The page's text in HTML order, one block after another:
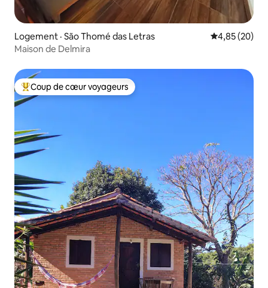
Logement · São Thomé das Letras Note
4,85 (20)
Maison de Delmira
Coup de cœur voyageurs parmi les plus aimés
Coup de cœur voyageurs